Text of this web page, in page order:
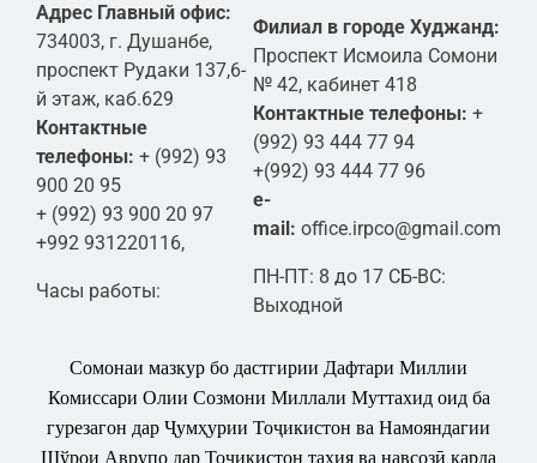
Адрес Главный офис:
734003, г. Душанбе,
проспект Рудаки 137,6-
й этаж, каб.629
Контактные
телефоны: + (992) 93
900 20 95
+ (992) 93 900 20 97
+992 931220116,
Филиал в городе Худжанд:
Проспект Исмоила Сомони
№ 42, кабинет 418
Контактные телефоны: +
(992) 93 444 77 94
+(992) 93 444 77 96
e-
mail: office.irpco@gmail.com
Часы работы:
ПН-ПТ: 8 до 17 СБ-ВС:
Выходной
Сомонаи мазкур бо дастгирии Дафтари Миллии
Комиссари Олии Созмони Миллали Муттахид оид ба
гурезагон дар Ҷумҳурии Тоҷикистон ва Намояндагии
Шўрои Аврупо дар Точикистон таҳия ва навсозӣ карда